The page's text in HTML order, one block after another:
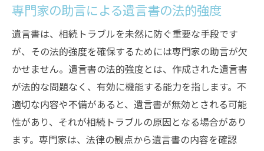
専門家の助言による遺言書の法的強度
遺言書は、相続トラブルを未然に防ぐ重要な手段です
が、その法的強度を確保するためには専門家の助言が欠
かせません。遺言書の法的強度とは、作成された遺言書
が法的な問題なく、有効に機能する能力を指します。不
適切な内容や不備があると、遺言書が無効とされる可能
性があり、それが相続トラブルの原因となる場合があり
ます。専門家は、法律の観点から遺言書の内容を確認